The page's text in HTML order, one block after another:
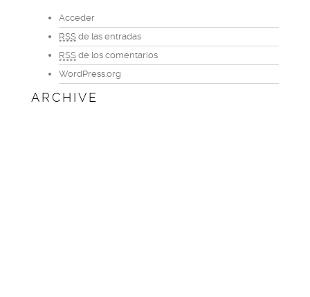
Acceder
RSS de las entradas
RSS de los comentarios
WordPress.org
ARCHIVE